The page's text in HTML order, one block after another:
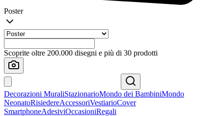
Poster
Scoprite oltre 200.000 disegni e più di 30 prodotti
Decorazioni MuraliStazionarioMondo dei BambiniMondo
NeonatoRisiedereAccessoriVestiarioCover
SmartphoneAdesiviOccasioniRegali